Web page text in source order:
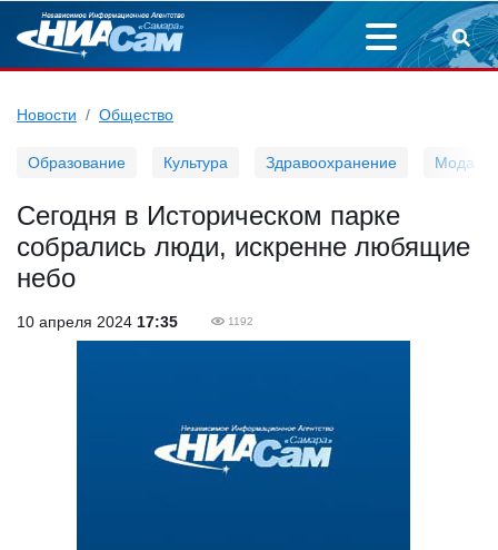
Новости Общество
Образование Культура Здравоохранение Мода
Сегодня в Историческом парке
собрались люди, искренне любящие
небо
10 апреля 2024 17:35 1192